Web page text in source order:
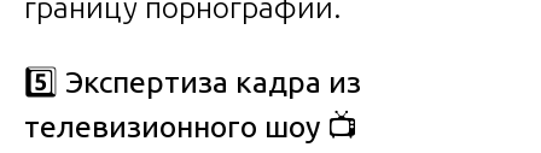
границу порнографии.
5️⃣ Экспертиза кадра из
телевизионного шоу 📺